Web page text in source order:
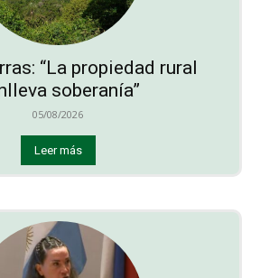
“La propiedad rural
soberanía”
05/08/2026
Leer más